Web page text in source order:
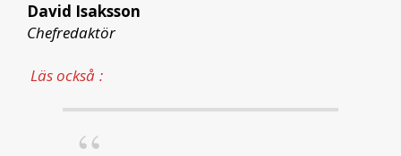
David Isaksson
Chefredaktör
Läs också :